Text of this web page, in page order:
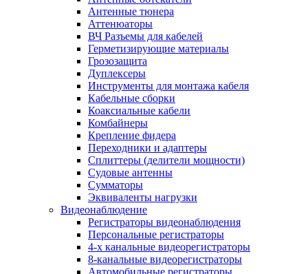
Антенные тюнера
Аттенюаторы
ВЧ Разъемы для кабелей
Герметизирующие материалы
Грозозащита
Дуплексеры
Инструменты для монтажа кабеля
Кабельные сборки
Коаксиальные кабели
Комбайнеры
Крепление фидера
Переходники и адаптеры
Сплиттеры (делители мощности)
Судовые антенны
Сумматоры
Эквиваленты нагрузки
Видеонаблюдение
Регистраторы видеонаблюдения
Персональные регистраторы
4-х канальные видеорегистраторы
8-канальные видеорегистраторы
Автомобильные регистраторы